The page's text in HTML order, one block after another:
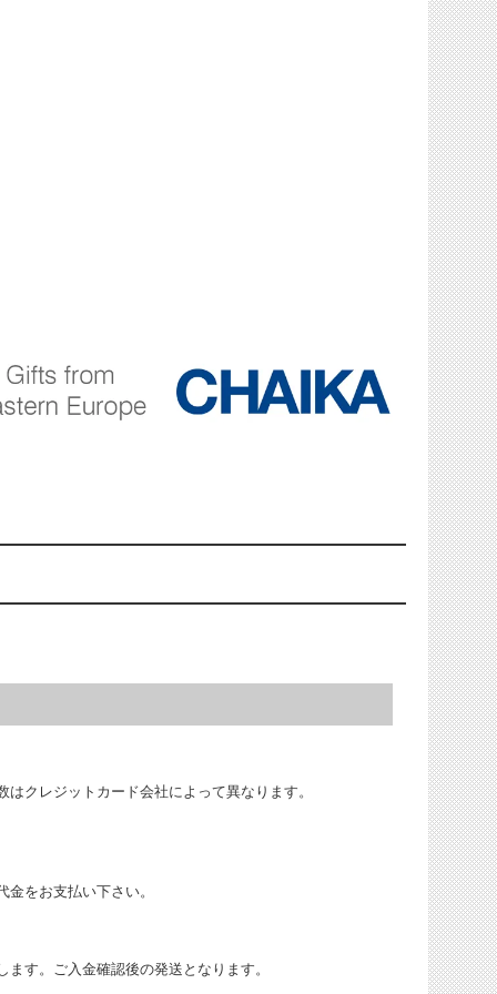
はクレジットカード会社によって異なります。
をお支払い下さい。
ます。ご入金確認後の発送となります。